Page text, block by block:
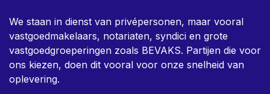
We staan in dienst van privépersonen, maar vooral
vastgoedmakelaars, notariaten, syndici en grote
vastgoedgroeperingen zoals BEVAKS. Partijen die voor
ons kiezen, doen dit vooral voor onze snelheid van
oplevering.